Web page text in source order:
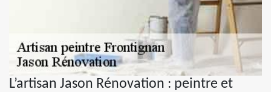
L’artisan Jason Rénovation : peintre et